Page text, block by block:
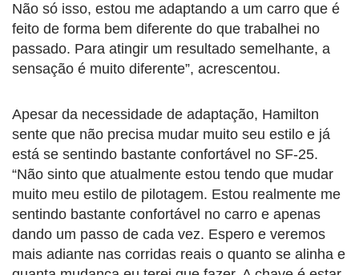
Não só isso, estou me adaptando a um carro que é
feito de forma bem diferente do que trabalhei no
passado. Para atingir um resultado semelhante, a
sensação é muito diferente”, acrescentou.
Apesar da necessidade de adaptação, Hamilton
sente que não precisa mudar muito seu estilo e já
está se sentindo bastante confortável no SF-25.
“Não sinto que atualmente estou tendo que mudar
muito meu estilo de pilotagem. Estou realmente me
sentindo bastante confortável no carro e apenas
dando um passo de cada vez. Espero e veremos
mais adiante nas corridas reais o quanto se alinha e